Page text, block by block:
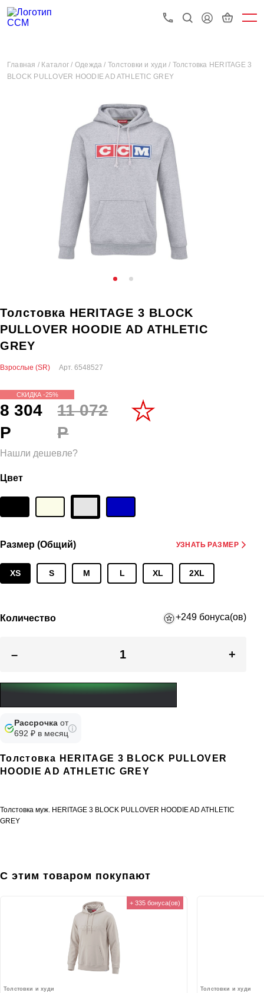
Главная / Каталог / Одежда / Толстовки и худи / Толстовка HERITAGE 3
BLOCK PULLOVER HOODIE AD ATHLETIC GREY
Толстовка HERITAGE 3 BLOCK
PULLOVER HOODIE AD ATHLETIC
GREY
Взрослые (SR) Арт. 6548527
СКИДКА -25%
8 304
Р
11 072
Р
Нашли дешевле?
Цвет
Размер (Общий) УЗНАТЬ РАЗМЕР
XS S M L XL 2XL
Количество +249 бонуса(ов)
– +
Рассрочка от
692 ₽ в месяц
Толстовка HERITAGE 3 BLOCK PULLOVER
HOODIE AD ATHLETIC GREY
Толстовка муж. HERITAGE 3 BLOCK PULLOVER HOODIE AD ATHLETIC
GREY
С этим товаром покупают
+ 335 бонуса(ов)
Толстовки и худи Толстовки и худи